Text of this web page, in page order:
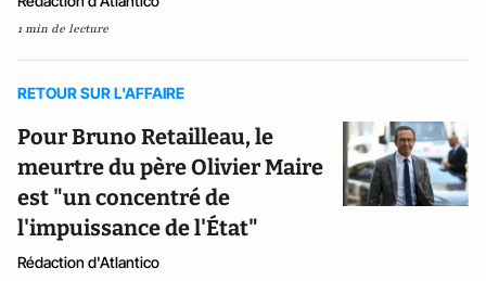
1 min de lecture
RETOUR SUR L'AFFAIRE
Pour Bruno Retailleau, le
meurtre du père Olivier Maire
est "un concentré de
l'impuissance de l'État"
Rédaction d'Atlantico